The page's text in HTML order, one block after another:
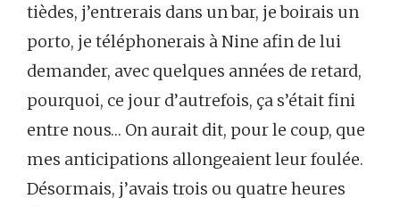
tièdes, j’entrerais dans un bar, je boirais un
porto, je téléphonerais à Nine afin de lui
demander, avec quelques années de retard,
pourquoi, ce jour d’autrefois, ça s’était fini
entre nous… On aurait dit, pour le coup, que
mes anticipations allongeaient leur foulée.
Désormais, j’avais trois ou quatre heures